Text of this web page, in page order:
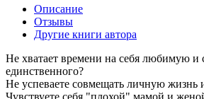
Описание
Отзывы
Другие книги автора
Не хватает времени на себя любимую и
единственного?
Не успеваете совмещать личную жизнь
Чувствуете себя "плохой" мамой и